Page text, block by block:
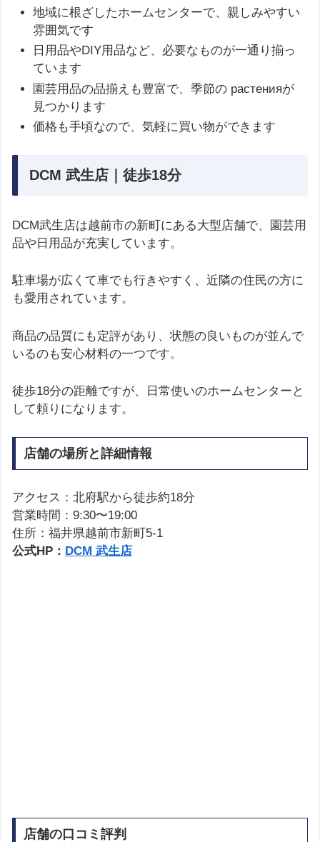
地域に根ざしたホームセンターで、親しみやすい
雰囲気です
日用品やDIY用品など、必要なものが一通り揃っ
ています
園芸用品の品揃えも豊富で、季節の растенияが
見つかります
価格も手頃なので、気軽に買い物ができます
DCM 武生店｜徒歩18分
DCM武生店は越前市の新町にある大型店舗で、園芸用
品や日用品が充実しています。
駐車場が広くて車でも行きやすく、近隣の住民の方に
も愛用されています。
商品の品質にも定評があり、状態の良いものが並んで
いるのも安心材料の一つです。
徒歩18分の距離ですが、日常使いのホームセンターと
して頼りになります。
店舗の場所と詳細情報
アクセス：北府駅から徒歩約18分
営業時間：9:30〜19:00
住所：福井県越前市新町5-1
公式HP： DCM 武生店
店舗の口コミ評判